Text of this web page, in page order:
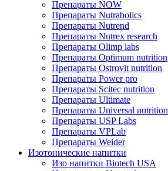
Препараты NOW
Препараты Nutrabolics
Препараты Nutrend
Препараты Nutrex research
Препараты Olimp labs
Препараты Optimum nutrition
Препараты Ostrovit nutrition
Препараты Power pro
Препараты Scitec nutrition
Препараты Ultimate
Препараты Universal nutrition
Препараты USP Labs
Препараты VPLab
Препараты Weider
Изотонические напитки
Изо напитки Biotech USA